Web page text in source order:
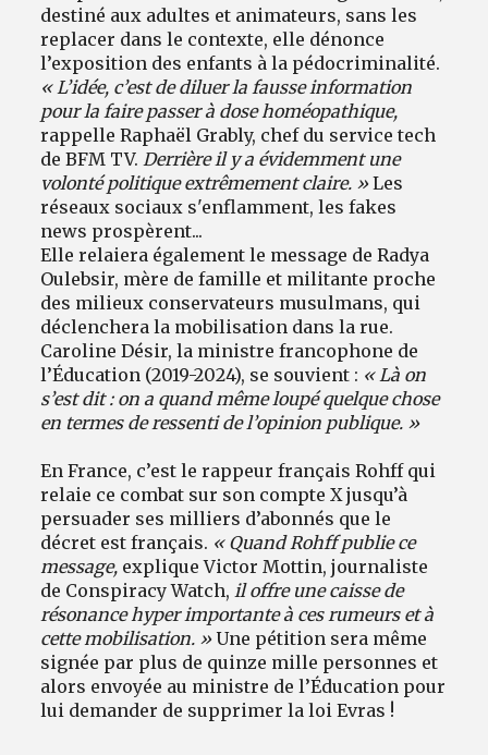
destiné aux adultes et animateurs, sans les
replacer dans le contexte, elle dénonce
l’exposition des enfants à la pédocriminalité.
« L’idée, c’est de diluer la fausse information
pour la faire passer à dose homéopathique,
rappelle Raphaël Grably, chef du service tech
de BFM TV. Derrière il y a évidemment une
volonté politique extrêmement claire. »Les
réseaux sociaux s'enflamment, les fakes
news prospèrent...
Elle relaiera également le message de Radya
Oulebsir, mère de famille et militante proche
des milieux conservateurs musulmans, qui
déclenchera la mobilisation dans la rue.
Caroline Désir, la ministre francophone de
l’Éducation (2019-2024), se souvient : « Là on
s’est dit : on a quand même loupé quelque chose
en termes de ressenti de l’opinion publique. »
En France, c’est le rappeur français Rohff qui
relaie ce combat sur son compte X jusqu’à
persuader ses milliers d’abonnés que le
décret est français. « Quand Rohff publie ce
message, explique Victor Mottin, journaliste
de Conspiracy Watch, il offre une caisse de
résonance hyper importante à ces rumeurs et à
cette mobilisation. » Une pétition sera même
signée par plus de quinze mille personnes et
alors envoyée au ministre de l’Éducation pour
lui demander de supprimer la loi Evras !